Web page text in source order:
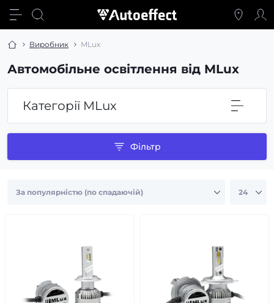
Виробник MLux
Автомобільне освітлення від MLux
Категорії MLux
Фільтр